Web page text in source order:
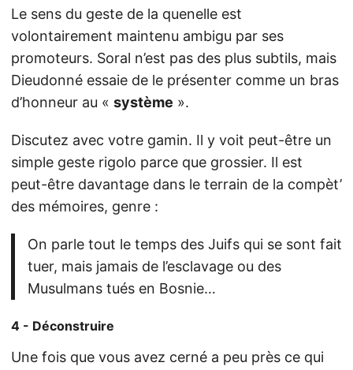
Le sens du geste de la quenelle est
volontairement maintenu ambigu par ses
promoteurs. Soral n’est pas des plus subtils, mais
Dieudonné essaie de le présenter comme un bras
d’honneur au « système ».
Discutez avec votre gamin. Il y voit peut-être un
simple geste rigolo parce que grossier. Il est
peut-être davantage dans le terrain de la compèt’
des mémoires, genre :
On parle tout le temps des Juifs qui se sont fait
tuer, mais jamais de l’esclavage ou des
Musulmans tués en Bosnie…
4 - Déconstruire
Une fois que vous avez cerné a peu près ce qui